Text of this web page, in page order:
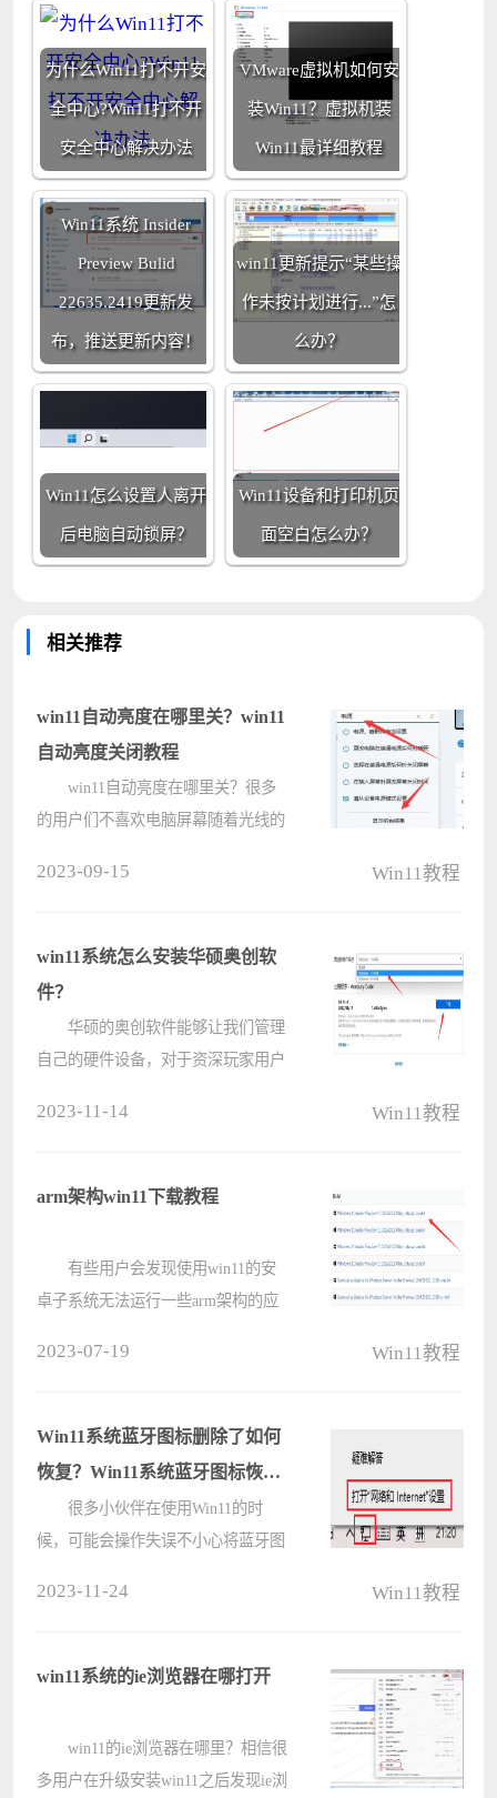
为什么Win11打不开安
全中心?Win11打不开
安全中心解决办法
VMware虚拟机如何安
装Win11？虚拟机装
Win11最详细教程
Win11系统 Insider
Preview Bulid
22635.2419更新发
布，推送更新内容！
win11更新提示“某些操
作未按计划进行...”怎
么办？
Win11怎么设置人离开
后电脑自动锁屏？
Win11设备和打印机页
面空白怎么办？
相关推荐
win11自动亮度在哪里关？win11
自动亮度关闭教程
win11自动亮度在哪里关？很多
的用户们不喜欢电脑屏幕随着光线的
闭教程吧。 win11自动亮度关闭
教????
2023-09-15 Win11教程
win11系统怎么安装华硕奥创软
件？
华硕的奥创软件能够让我们管理
自己的硬件设备，对于资深玩家用户
件： 1、首先我们进入华硕官
2023-11-14 Win11教程
arm架构win11下载教程
有些用户会发现使用win11的安
卓子系统无法运行一些arm架构的应
win11下载教程： 方法一：
1、????
2023-07-19 Win11教程
Win11系统蓝牙图标删除了如何
恢复？Win11系统蓝牙图标恢复
方法
很多小伙伴在使用Win11的时
候，可能会操作失误不小心将蓝牙图
下面的步骤进行设置。 恢复方法
2023-11-24 Win11教程
win11系统的ie浏览器在哪打开
win11的ie浏览器在哪里？相信很
多用户在升级安装win11之后发现ie浏